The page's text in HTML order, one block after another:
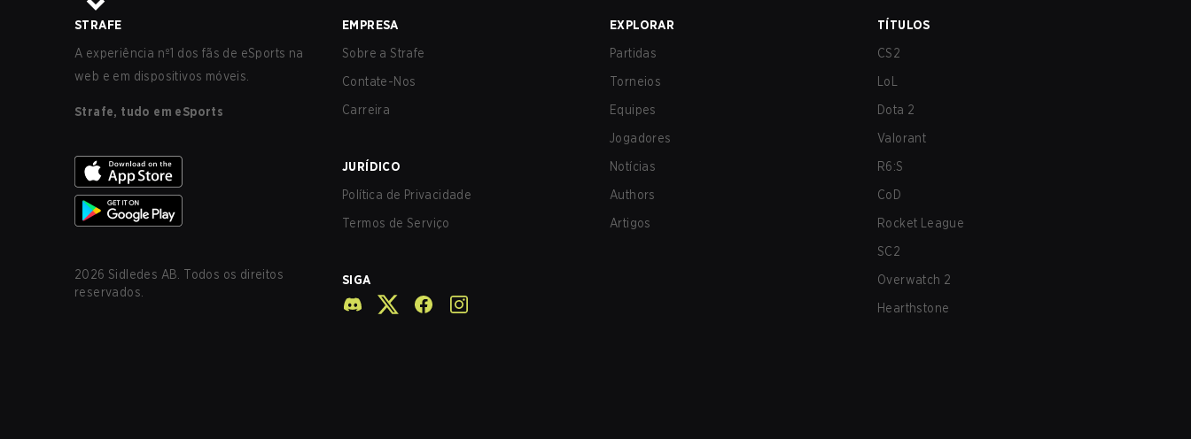
STRAFE
A experiência nº1 dos fãs de eSports na
web e em dispositivos móveis.
Strafe, tudo em eSports
2026 Sidledes AB. Todos os direitos
reservados.
EMPRESA
Sobre a Strafe
Contate-Nos
Carreira
JURÍDICO
Política de Privacidade
Termos de Serviço
SIGA
EXPLORAR
Partidas
Torneios
Equipes
Jogadores
Notícias
Authors
Artigos
TÍTULOS
CS2
LoL
Dota 2
Valorant
R6:S
CoD
Rocket League
SC2
Overwatch 2
Hearthstone